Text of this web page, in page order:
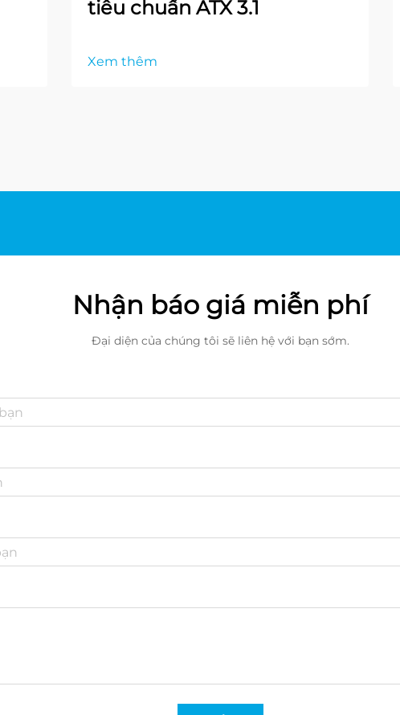
tiêu chuẩn ATX 3.1
Xem thêm
Nhận báo giá miễn phí
Đại diện của chúng tôi sẽ liên hệ với bạn sớm.